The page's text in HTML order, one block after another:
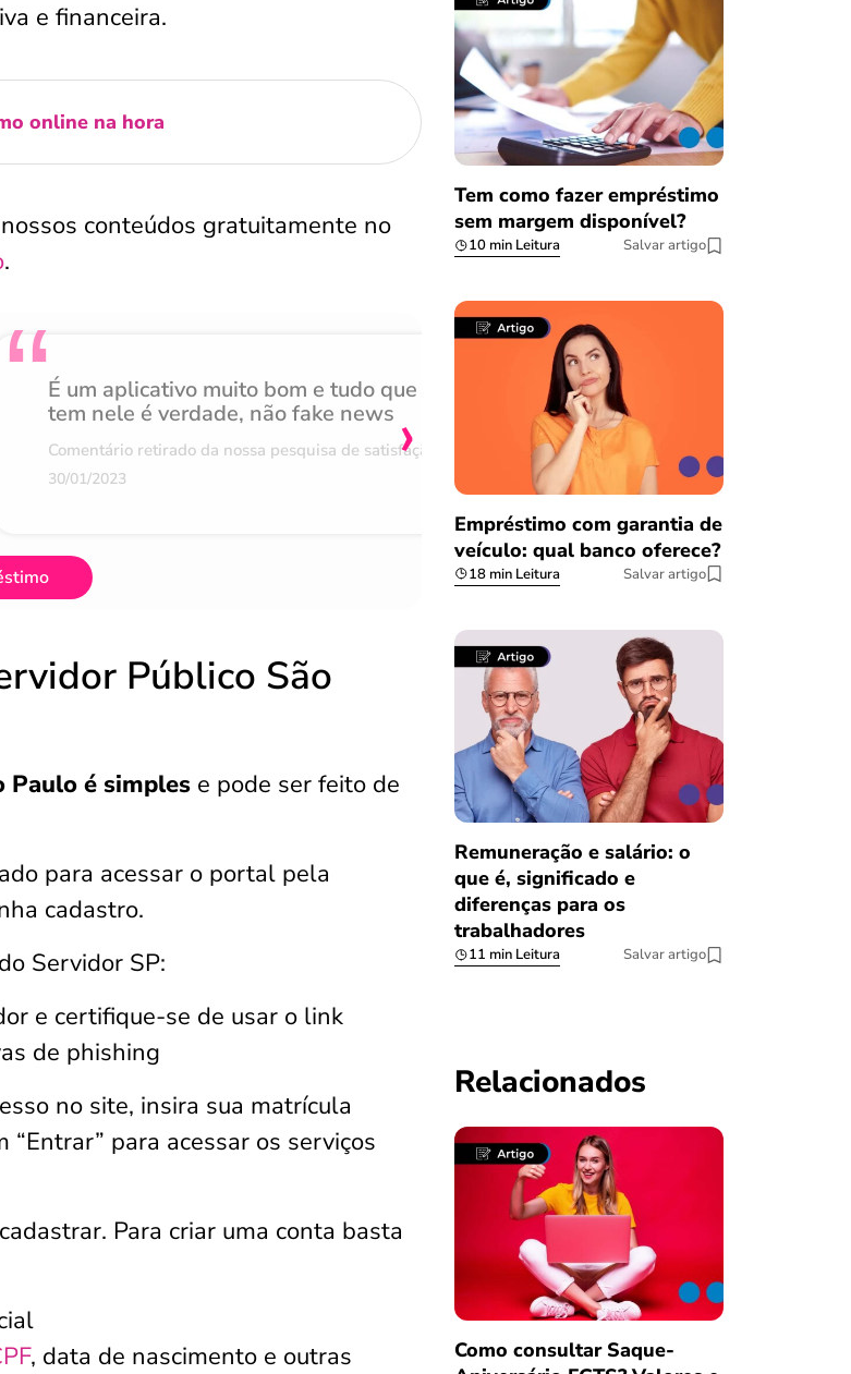
e financeira.
online na hora
conteúdos gratuitamente no
.
É um aplicativo muito bom e tudo que
tem nele é verdade, não fake news
Comentário retirado da nossa pesquisa de satisfação
30/01/2023
Achei muito rápido,
burocracia
Comentário retirado da nossa
08/03/2023
›
Público São
Paulo é simples e pode ser feito de
para acessar o portal pela
cadastro.
Servidor SP:
e certifique-se de usar o link
de phishing
no site, insira sua matrícula
para acessar os serviços
Para criar uma conta basta
, data de nascimento e outras
Tem como fazer empréstimo
sem margem disponível?
10 min Leitura Salvar artigo
Empréstimo com garantia de
veículo: qual banco oferece?
18 min Leitura Salvar artigo
Remuneração e salário: o
que é, significado e
diferenças para os
trabalhadores
11 min Leitura Salvar artigo
Relacionados
Como consultar Saque-